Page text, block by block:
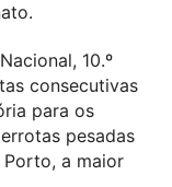
10.º
consecutivas
para os
pesadas
Porto, a maior